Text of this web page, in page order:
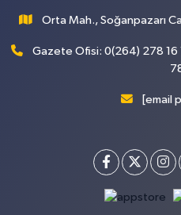
Orta Mah., Soğanpazarı
Gazete Ofisi: 0(264) 278
[email